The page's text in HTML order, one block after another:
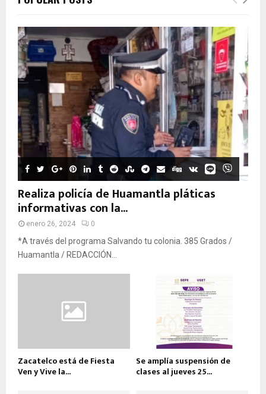
Realiza policía de Huamantla pláticas
informativas con la...
enero 26, 2024 0
*A través del programa Salvando tu colonia. 385 Grados /
Huamantla / REDACCIÓN...
Zacatelco está de Fiesta
Ven y Vive la...
Se amplía suspensión de
clases al jueves 25...